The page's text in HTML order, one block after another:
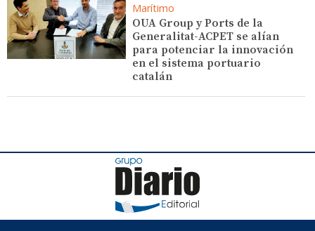
Marítimo
OUA Group y Ports de la
Generalitat-ACPET se alían
para potenciar la innovación
en el sistema portuario
catalán